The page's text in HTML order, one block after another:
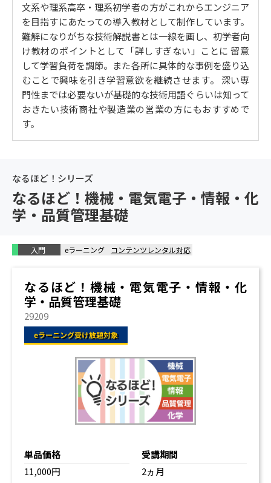
物質量（アボガドロ数）
物質量（理想気体）
物質量（完全燃焼）
化学反応（量論）
4.酸・塩基
酸・塩基の定義
酸・塩基の働き、解離定数
中和反応
水のイオン積
結晶構造①
結晶構造②
結晶生成
2.無機化合物の合成
成形・焼結
粉末の合成（液相法・気相法）
粉末の合成（固相法）
3.無機化学製品及びセラミックス
電気特性
機械特性
熱電・光電特性
バイオセラミックスの生体親和性
4.無機化学工業
セメントの製造
耐火物
3. ゼロから学ぶ有機化学・高分子化学
文系や理系高卒・理系初学者の方がこれからエンジニア
を目指すにあたっての導入教材として制作しています。
難解になりがちな技術解説書とは一線を画し、初学者向
け教材のポイントとして「詳しすぎない」ことに 留意
して学習負荷を調節。また各所に具体的な事例を盛り込
むことで興味を引き学習意欲を継続させます。 深い専
門性までは必要ないが基礎的な技術用語ぐらいは知って
おきたい技術商社や製造業の営業の方にもおすすめで
す。
なるほど！シリーズ
なるほど！機械・電気電子・情報・化
学・品質管理基礎
入門 eラーニング コンテンツレンタル対応
なるほど！機械・電気電子・情報・化
学・品質管理基礎
29209
単品価格
11,000円
受講期間
2ヵ月